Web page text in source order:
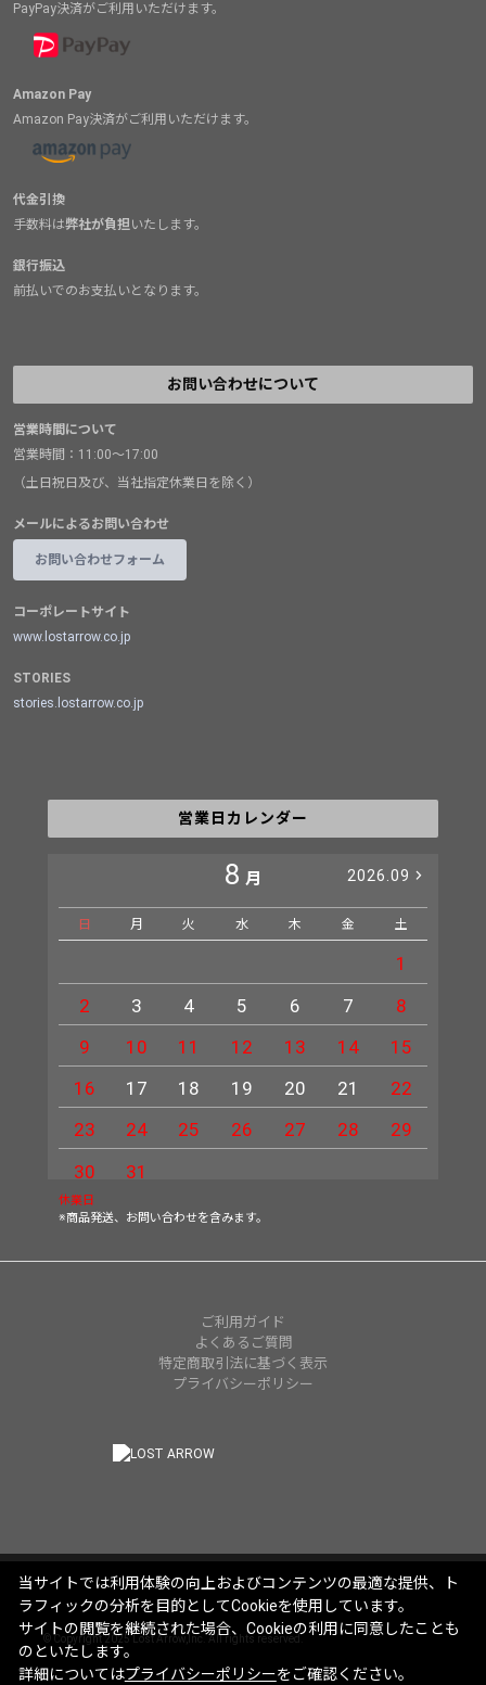
PayPay決済がご利用いただけます。
Amazon Pay
Amazon Pay決済がご利用いただけます。
代金引換
手数料は弊社が負担いたします。
銀行振込
前払いでのお支払いとなります。
お問い合わせについて
営業時間について
営業時間：11:00～17:00
（土日祝日及び、当社指定休業日を除く）
メールによるお問い合わせ
お問い合わせフォーム
コーポレートサイト
www.lostarrow.co.jp
STORIES
stories.lostarrow.co.jp
営業日カレンダー
8 月 2026.09
日 月 火 水 木 金 土
1
2
3 4 5 6 7
8
9
10 11 12 13 14
15
16
17 18 19 20 21
22
23
24 25 26 27 28
29
30
31
休業日
※商品発送、お問い合わせを含みます。
ご利用ガイド
よくあるご質問
特定商取引法に基づく表示
プライバシーポリシー
© Copyright 2025 Lost Arrow,Inc. All rights reserved.
当サイトでは利用体験の向上およびコンテンツの最適な提供、ト
ラフィックの分析を目的としてCookieを使用しています。
サイトの閲覧を継続された場合、Cookieの利用に同意したことも
のといたします。
詳細についてはプライバシーポリシーをご確認ください。